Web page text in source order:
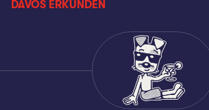
DAVOS ERKUNDEN